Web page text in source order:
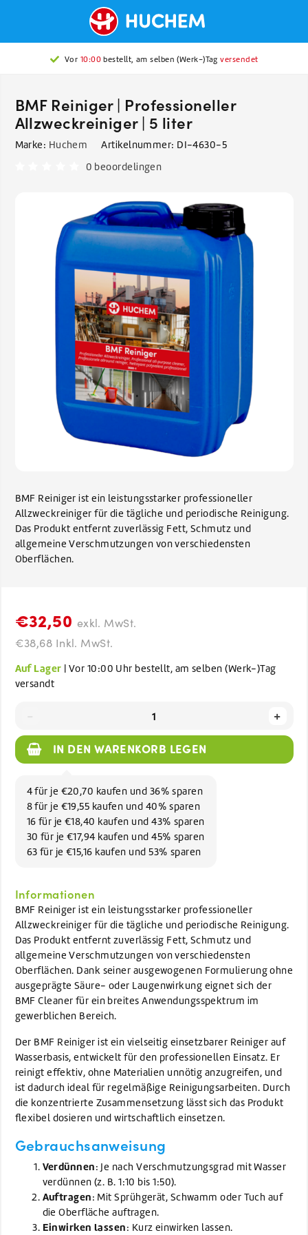
Vor 10:00bestellt, am selben (Werk-)Tagversendet
BMF Reiniger | Professioneller
Allzweckreiniger | 5 liter
Marke: Huchem Artikelnummer: DI-4630-5
0 beoordelingen
BMF Reiniger ist ein leistungsstarker professioneller
Allzweckreiniger für die tägliche und periodische Reinigung.
Das Produkt entfernt zuverlässig Fett, Schmutz und
allgemeine Verschmutzungen von verschiedensten
Oberflächen.
€32,50 exkl. MwSt.
€38,68 Inkl. MwSt.
Auf Lager | Vor 10:00 Uhr bestellt, am selben (Werk-)Tag
versandt
+
IN DEN WARENKORB LEGEN
4 für je €20,70 kaufen und 36% sparen
8 für je €19,55 kaufen und 40% sparen
16 für je €18,40 kaufen und 43% sparen
30 für je €17,94 kaufen und 45% sparen
63 für je €15,16 kaufen und 53% sparen
Informationen
BMF Reiniger ist ein leistungsstarker professioneller
Allzweckreiniger für die tägliche und periodische Reinigung.
Das Produkt entfernt zuverlässig Fett, Schmutz und
allgemeine Verschmutzungen von verschiedensten
Oberflächen. Dank seiner ausgewogenen Formulierung ohne
ausgeprägte Säure- oder Laugenwirkung eignet sich der
BMF Cleaner für ein breites Anwendungsspektrum im
gewerblichen Bereich.
Der BMF Reiniger ist ein vielseitig einsetzbarer Reiniger auf
Wasserbasis, entwickelt für den professionellen Einsatz. Er
reinigt effektiv, ohne Materialien unnötig anzugreifen, und
ist dadurch ideal für regelmäßige Reinigungsarbeiten. Durch
die konzentrierte Zusammensetzung lässt sich das Produkt
flexibel dosieren und wirtschaftlich einsetzen.
Gebrauchsanweisung
Verdünnen: Je nach Verschmutzungsgrad mit Wasser
verdünnen (z. B. 1:10 bis 1:50).
Auftragen: Mit Sprühgerät, Schwamm oder Tuch auf
die Oberfläche auftragen.
Einwirken lassen: Kurz einwirken lassen.